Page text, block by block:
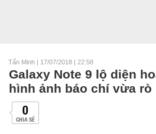
Tấn Minh | 17/07/2018 | 22:58
Galaxy Note 9 lộ diện
hình ảnh báo chí vừa rò
0
CHIA SẺ